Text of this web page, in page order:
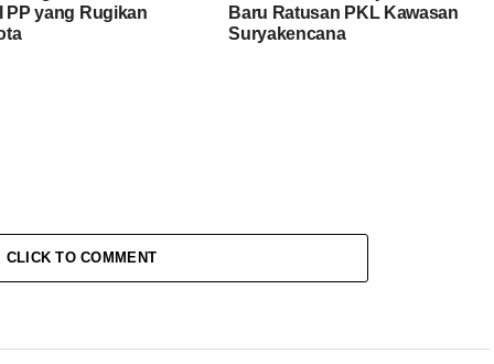
PP yang Rugikan
Baru Ratusan PKL Kawasan
Suryakencana
CLICK TO COMMENT